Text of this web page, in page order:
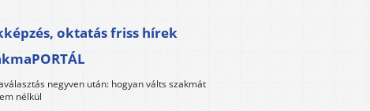
oktatás friss hírek
negyven után: hogyan válts szakmát
nélkül